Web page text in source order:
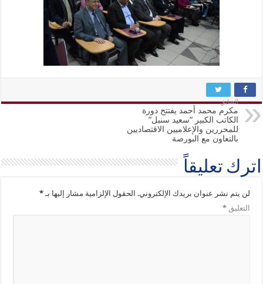
السابق
مكرم محمد أحمد يفتتح دورة
الكاتب الكبير “سعيد سنبل”
للمحررين والإعلاميين الاقتصاديين
بالتعاون مع البورصة
اترك تعليقاً
لن يتم نشر عنوان بريدك الإلكتروني. الحقول الإلزامية مشار إليها بـ*
التعليق*